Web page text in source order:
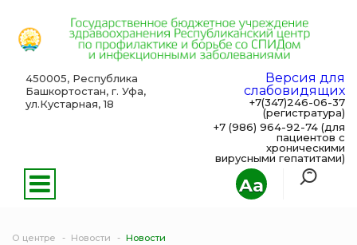
Aa
450005, Республика
Башкортостан, г. Уфа,
ул.Кустарная, 18
Версия для
слабовидящих
+7(347)246-06-37
(регистратура)
+7 (986) 964-92-74 (для
пациентов с
хроническими
вирусными гепатитами)
О центре Новости Новости